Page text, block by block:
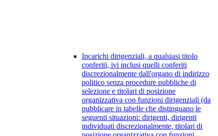
Incarichi dirigenziali, a qualsiasi titolo
conferiti, ivi inclusi quelli conferiti
discrezionalmente dall'organo di indirizzo
politico senza procedure pubbliche di
selezione e titolari di posizione
organizzativa con funzioni dirigenziali (da
pubblicare in tabelle che distinguano le
seguenti situazioni: dirigenti, dirigenti
individuati discrezionalmente, titolari di